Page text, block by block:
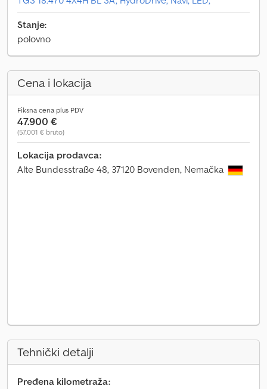
Stanje:
polovno
Cena i lokacija
Fiksna cena plus PDV
47.900 €
(57.001 € bruto)
Lokacija prodavca:
Alte Bundesstraße 48, 37120 Bovenden, Nemačka
Tehnički detalji
Pređena kilometraža: